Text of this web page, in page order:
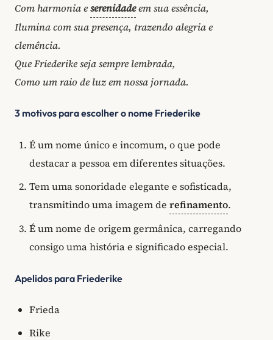
Com harmonia eserenidadeem sua essência,
Ilumina com sua presença, trazendo alegria e
clemência.
Que Friederike seja sempre lembrada,
Como um raio de luz em nossa jornada.
3 motivos para escolher o nome Friederike
É um nome único e incomum, o que pode
destacar a pessoa em diferentes situações.
Tem uma sonoridade elegante e sofisticada,
transmitindo uma imagem de refinamento.
É um nome de origem germânica, carregando
consigo uma história e significado especial.
Apelidos para Friederike
Frieda
Rike